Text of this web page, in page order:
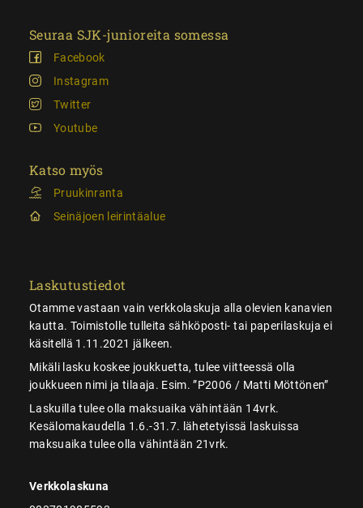
Seuraa SJK-junioreita somessa
Facebook
Instagram
Twitter
Youtube
Katso myös
Pruukinranta
Seinäjoen leirintäalue
Laskutustiedot
Otamme vastaan vain verkkolaskuja alla olevien kanavien
kautta. Toimistolle tulleita sähköposti- tai paperilaskuja ei
käsitellä 1.11.2021 jälkeen.
Mikäli lasku koskee joukkuetta, tulee viitteessä olla
joukkueen nimi ja tilaaja. Esim. ”P2006 / Matti Möttönen”
Laskuilla tulee olla maksuaika vähintään 14vrk.
Kesälomakaudella 1.6.-31.7. lähetetyissä laskuissa
maksuaika tulee olla vähintään 21vrk.
Verkkolaskuna